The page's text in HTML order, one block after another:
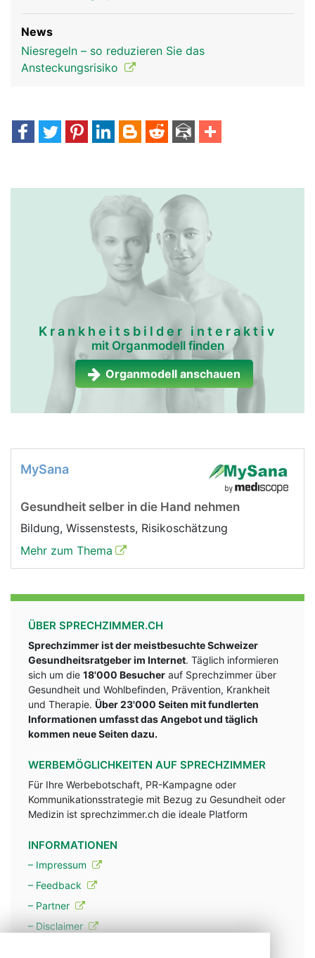
News
Niesregeln – so reduzieren Sie das
Ansteckungsrisiko
Krankheitsbilder interaktiv
mit Organmodell finden
Organmodell anschauen
MySana
Gesundheit selber in die Hand nehmen
Bildung, Wissenstests, Risikoschätzung
Mehr zum Thema
ÜBER SPRECHZIMMER.CH
Sprechzimmer ist der meistbesuchte Schweizer
Gesundheitsratgeber im Internet. Täglich informieren
sich um die 18'000 Besucher auf Sprechzimmer über
Gesundheit und Wohlbefinden, Prävention, Krankheit
und Therapie. Über 23'000 Seiten mit fundlerten
Informationen umfasst das Angebot und täglich
kommen neue Seiten dazu.
WERBEMÖGLICHKEITEN AUF SPRECHZIMMER
Für Ihre Werbebotschaft, PR-Kampagne oder
Kommunikationsstrategie mit Bezug zu Gesundheit oder
Medizin ist sprechzimmer.ch die ideale Platform
INFORMATIONEN
– Impressum
– Feedback
– Partner
– Disclaimer